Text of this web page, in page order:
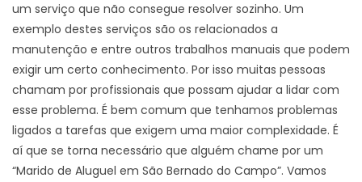
um serviço que não consegue resolver sozinho. Um
exemplo destes serviços são os relacionados a
manutenção e entre outros trabalhos manuais que podem
exigir um certo conhecimento. Por isso muitas pessoas
chamam por profissionais que possam ajudar a lidar com
esse problema. É bem comum que tenhamos problemas
ligados a tarefas que exigem uma maior complexidade. É
aí que se torna necessário que alguém chame por um
“Marido de Aluguel em São Bernado do Campo”. Vamos